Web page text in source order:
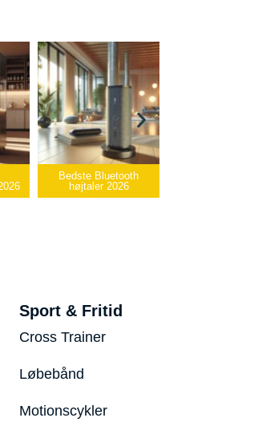
Bedste Bluetooth
højtaler 2026
Sport & Fritid
Cross Trainer
Løbebånd
Motionscykler